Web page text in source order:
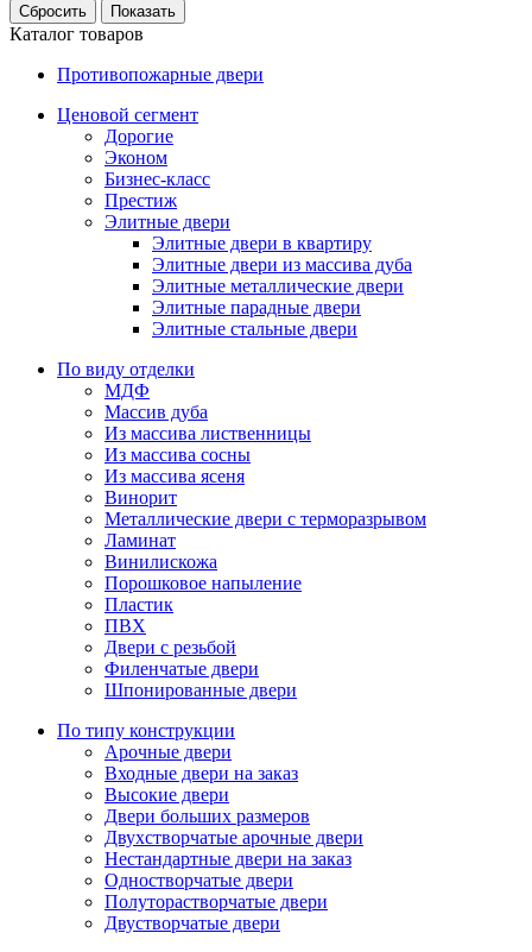
Каталог товаров
Противопожарные двери
Ценовой сегмент
Дорогие
Эконом
Бизнес-класс
Престиж
Элитные двери
Элитные двери в квартиру
Элитные двери из массива дуба
Элитные металлические двери
Элитные парадные двери
Элитные стальные двери
По виду отделки
МДФ
Массив дуба
Из массива лиственницы
Из массива сосны
Из массива ясеня
Винорит
Металлические двери с терморазрывом
Ламинат
Винилискожа
Порошковое напыление
Пластик
ПВХ
Двери с резьбой
Филенчатые двери
Шпонированные двери
По типу конструкции
Арочные двери
Входные двери на заказ
Высокие двери
Двери больших размеров
Двухстворчатые арочные двери
Нестандартные двери на заказ
Одностворчатые двери
Полуторастворчатые двери
Двустворчатые двери